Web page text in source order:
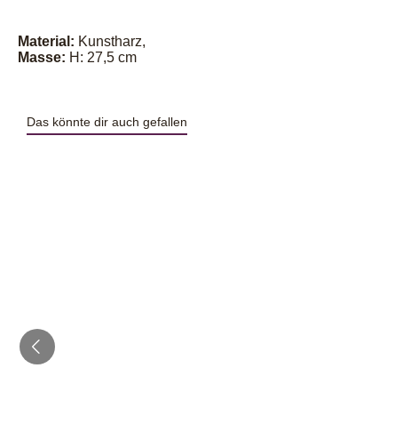
Material: Kunstharz,
Masse: H: 27,5 cm
Das könnte dir auch gefallen